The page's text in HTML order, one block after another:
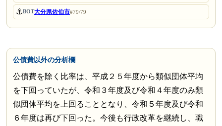
⚓BOT大分県佐伯市#79/79
公債費以外の分析欄
公債費を除く比率は、平成２５年度から類似団体平均
を下回っていたが、令和３年度及び令和４年度のみ類
似団体平均を上回ることとなり、令和５年度及び令和
６年度は再び下回った。今後も行政改革を継続し、職